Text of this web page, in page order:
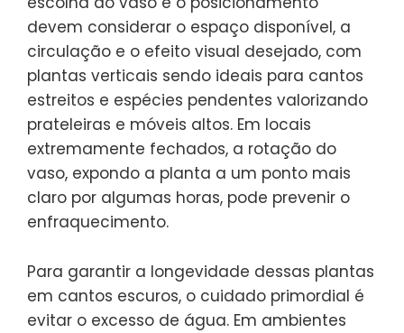
devem considerar o espaço disponível, a
circulação e o efeito visual desejado, com
plantas verticais sendo ideais para cantos
estreitos e espécies pendentes valorizando
prateleiras e móveis altos. Em locais
extremamente fechados, a rotação do
vaso, expondo a planta a um ponto mais
claro por algumas horas, pode prevenir o
enfraquecimento.
Para garantir a longevidade dessas plantas
em cantos escuros, o cuidado primordial é
evitar o excesso de água. Em ambientes